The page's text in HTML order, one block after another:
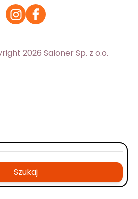
2026 Saloner Sp. z o.o.
Szukaj